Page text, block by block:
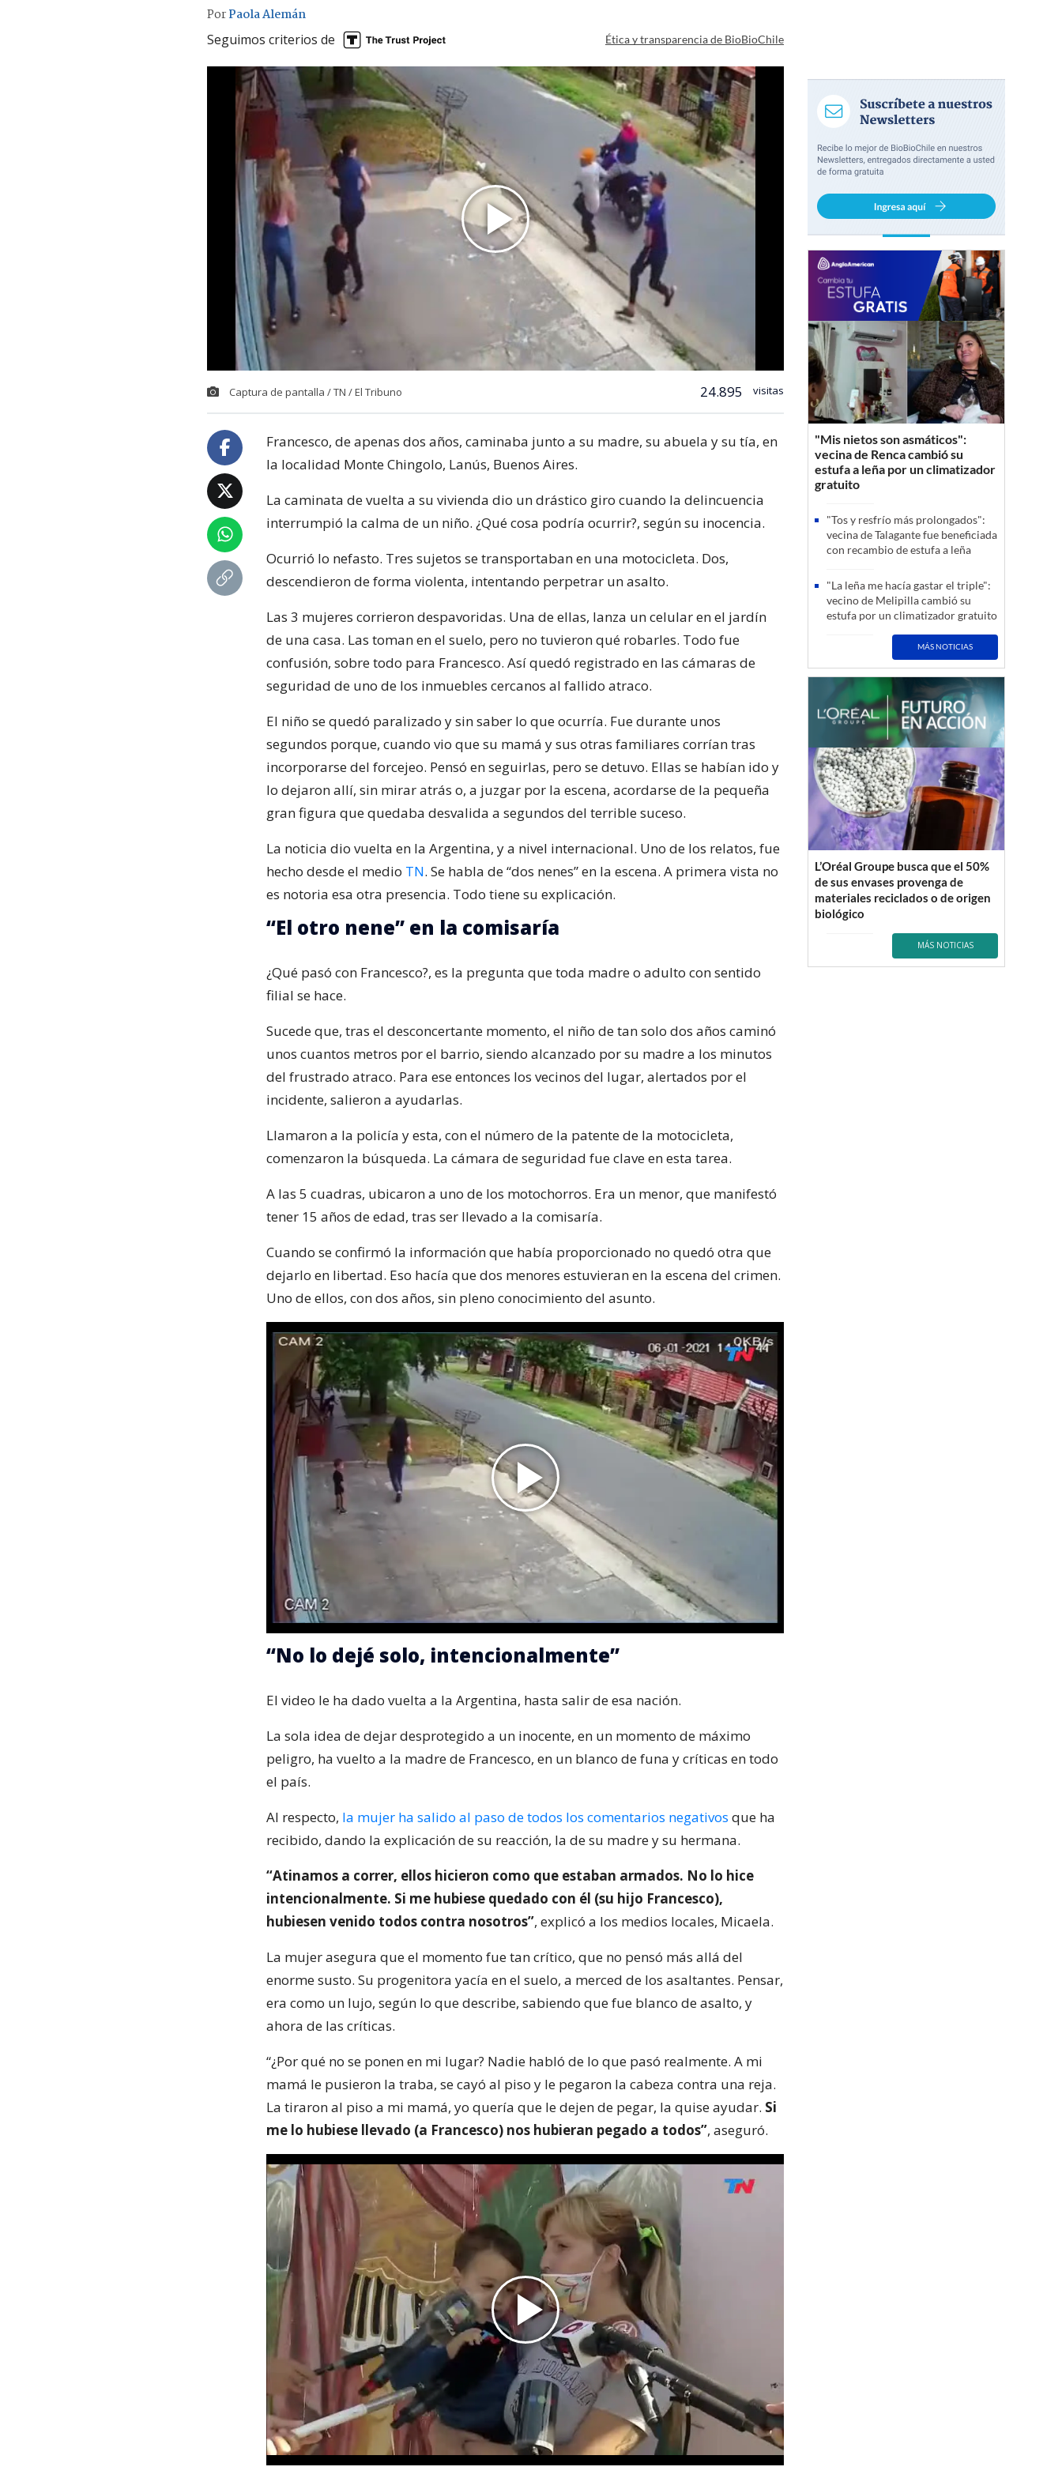
PorPaola Alemán
Seguimos criterios de Ética y transparencia de BioBioChile
Captura de pantalla / TN / El Tribuno 24.895 visitas
Francesco, de apenas dos años, caminaba junto a su madre, su abuela y su tía, en
la localidad Monte Chingolo, Lanús, Buenos Aires.
La caminata de vuelta a su vivienda dio un drástico giro cuando la delincuencia
interrumpió la calma de un niño. ¿Qué cosa podría ocurrir?, según su inocencia.
Ocurrió lo nefasto. Tres sujetos se transportaban en una motocicleta. Dos,
descendieron de forma violenta, intentando perpetrar un asalto.
Las 3 mujeres corrieron despavoridas. Una de ellas, lanza un celular en el jardín
de una casa. Las toman en el suelo, pero no tuvieron qué robarles. Todo fue
confusión, sobre todo para Francesco. Así quedó registrado en las cámaras de
seguridad de uno de los inmuebles cercanos al fallido atraco.
El niño se quedó paralizado y sin saber lo que ocurría. Fue durante unos
segundos porque, cuando vio que su mamá y sus otras familiares corrían tras
incorporarse del forcejeo. Pensó en seguirlas, pero se detuvo. Ellas se habían ido y
lo dejaron allí, sin mirar atrás o, a juzgar por la escena, acordarse de la pequeña
gran figura que quedaba desvalida a segundos del terrible suceso.
La noticia dio vuelta en la Argentina, y a nivel internacional. Uno de los relatos, fue
hecho desde el medio TN. Se habla de “dos nenes” en la escena. A primera vista no
es notoria esa otra presencia. Todo tiene su explicación.
“El otro nene” en la comisaría
¿Qué pasó con Francesco?, es la pregunta que toda madre o adulto con sentido
filial se hace.
Sucede que, tras el desconcertante momento, el niño de tan solo dos años caminó
unos cuantos metros por el barrio, siendo alcanzado por su madre a los minutos
del frustrado atraco. Para ese entonces los vecinos del lugar, alertados por el
incidente, salieron a ayudarlas.
Llamaron a la policía y esta, con el número de la patente de la motocicleta,
comenzaron la búsqueda. La cámara de seguridad fue clave en esta tarea.
A las 5 cuadras, ubicaron a uno de los motochorros. Era un menor, que manifestó
tener 15 años de edad, tras ser llevado a la comisaría.
Cuando se confirmó la información que había proporcionado no quedó otra que
dejarlo en libertad. Eso hacía que dos menores estuvieran en la escena del crimen.
Uno de ellos, con dos años, sin pleno conocimiento del asunto.
“No lo dejé solo, intencionalmente”
El video le ha dado vuelta a la Argentina, hasta salir de esa nación.
La sola idea de dejar desprotegido a un inocente, en un momento de máximo
peligro, ha vuelto a la madre de Francesco, en un blanco de funa y críticas en todo
el país.
Al respecto, la mujer ha salido al paso de todos los comentarios negativos que ha
recibido, dando la explicación de su reacción, la de su madre y su hermana.
“Atinamos a correr, ellos hicieron como que estaban armados. No lo hice
intencionalmente. Si me hubiese quedado con él (su hijo Francesco),
hubiesen venido todos contra nosotros”, explicó a los medios locales, Micaela.
La mujer asegura que el momento fue tan crítico, que no pensó más allá del
enorme susto. Su progenitora yacía en el suelo, a merced de los asaltantes. Pensar,
era como un lujo, según lo que describe, sabiendo que fue blanco de asalto, y
ahora de las críticas.
“¿Por qué no se ponen en mi lugar? Nadie habló de lo que pasó realmente. A mi
mamá le pusieron la traba, se cayó al piso y le pegaron la cabeza contra una reja.
La tiraron al piso a mi mamá, yo quería que le dejen de pegar, la quise ayudar. Si
me lo hubiese llevado (a Francesco) nos hubieran pegado a todos”, aseguró.
"Mis nietos son asmáticos":
vecina de Renca cambió su
estufa a leña por un climatizador
gratuito
"Tos y resfrío más prolongados":
vecina de Talagante fue beneficiada
con recambio de estufa a leña
"La leña me hacía gastar el triple":
vecino de Melipilla cambió su
estufa por un climatizador gratuito
MÁS NOTICIAS
L’Oréal Groupe busca que el 50%
de sus envases provenga de
materiales reciclados o de origen
biológico
MÁS NOTICIAS